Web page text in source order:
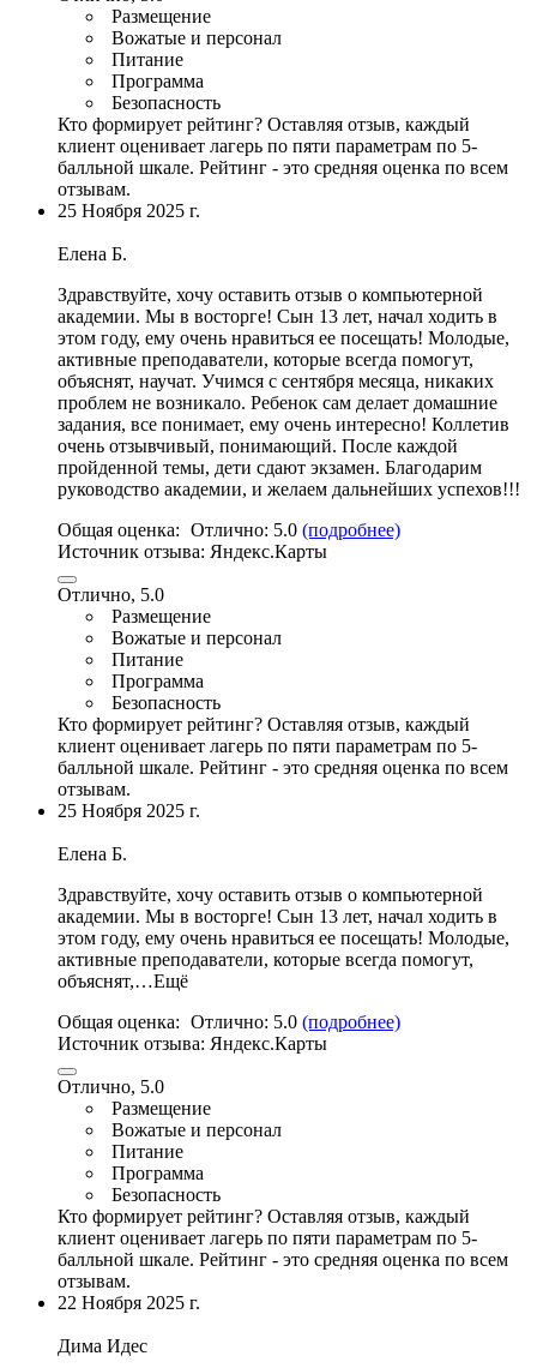
Размещение
Вожатые и персонал
Питание
Программа
Безопасность
Кто формирует рейтинг? Оставляя отзыв, каждый
клиент оценивает лагерь по пяти параметрам по 5-
балльной шкале. Рейтинг - это средняя оценка по всем
отзывам.
25 Ноября 2025 г.
Елена Б.
Здравствуйте, хочу оставить отзыв о компьютерной
академии. Мы в восторге! Сын 13 лет, начал ходить в
этом году, ему очень нравиться ее посещать! Молодые,
активные преподаватели, которые всегда помогут,
объяснят, научат. Учимся с сентября месяца, никаких
проблем не возникало. Ребенок сам делает домашние
задания, все понимает, ему очень интересно! Коллетив
очень отзывчивый, понимающий. После каждой
пройденной темы, дети сдают экзамен. Благодарим
руководство академии, и желаем дальнейших успехов!!!
Общая оценка: Отлично: 5.0 (подробнее)
Источник отзыва: Яндекс.Карты
Отлично, 5.0
Размещение
Вожатые и персонал
Питание
Программа
Безопасность
Кто формирует рейтинг? Оставляя отзыв, каждый
клиент оценивает лагерь по пяти параметрам по 5-
балльной шкале. Рейтинг - это средняя оценка по всем
отзывам.
25 Ноября 2025 г.
Елена Б.
Здравствуйте, хочу оставить отзыв о компьютерной
академии. Мы в восторге! Сын 13 лет, начал ходить в
этом году, ему очень нравиться ее посещать! Молодые,
активные преподаватели, которые всегда помогут,
объяснят,…Ещё
Общая оценка: Отлично: 5.0 (подробнее)
Источник отзыва: Яндекс.Карты
Отлично, 5.0
Размещение
Вожатые и персонал
Питание
Программа
Безопасность
Кто формирует рейтинг? Оставляя отзыв, каждый
клиент оценивает лагерь по пяти параметрам по 5-
балльной шкале. Рейтинг - это средняя оценка по всем
отзывам.
22 Ноября 2025 г.
Дима Идес